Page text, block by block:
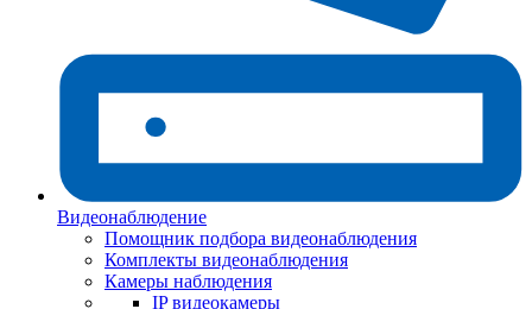
Видеонаблюдение
Помощник подбора видеонаблюдения
Комплекты видеонаблюдения
Камеры наблюдения
IP видеокамеры